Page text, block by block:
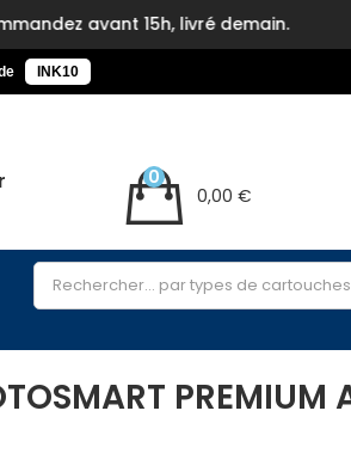
15h, livré demain. Garantie
INK10
0,00 €
0
PREMIUM